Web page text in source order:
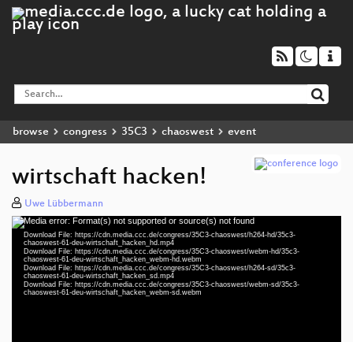
browse congress 35C3 chaoswest event
wirtschaft hacken!
Uwe Lübbermann
Video
Player
Media error: Format(s) not supported or source(s) not found
Download File: https://cdn.media.ccc.de/congress/35C3-chaoswest/h264-hd/35c3-
chaoswest-61-deu-wirtschaft_hacken_hd.mp4
Download File: https://cdn.media.ccc.de/congress/35C3-chaoswest/webm-hd/35c3-
chaoswest-61-deu-wirtschaft_hacken_webm-hd.webm
Download File: https://cdn.media.ccc.de/congress/35C3-chaoswest/h264-sd/35c3-
chaoswest-61-deu-wirtschaft_hacken_sd.mp4
Download File: https://cdn.media.ccc.de/congress/35C3-chaoswest/webm-sd/35c3-
chaoswest-61-deu-wirtschaft_hacken_webm-sd.webm